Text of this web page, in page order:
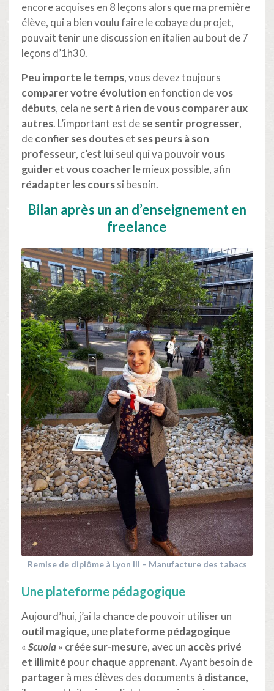
encore acquises en 8 leçons alors que ma première
élève, qui a bien voulu faire le cobaye du projet,
pouvait tenir une discussion en italien au bout de 7
leçons d’1h30.
Peu importe le temps, vous devez toujours
comparer votre évolution en fonction devos
débuts, cela nesert à rien devous comparer aux
autres. L’important est dese sentir progresser,
deconfier ses douteset ses peurs à son
professeur, c’est lui seul qui va pouvoirvous
guideretvous coacherle mieux possible, afin
réadapter les courssi besoin.
Bilan après un an d’enseignement en
freelance
Remise de diplôme à Lyon III – Manufacture des tabacs
Une plateforme pédagogique
Aujourd’hui, j’ai la chance de pouvoir utiliser un
outil magique, uneplateforme pédagogique
«Scuola» crééesur-mesure, avec un accès privé
et illimité pourchaque apprenant. Ayant besoin de
partagerà mes élèves des documents à distance,